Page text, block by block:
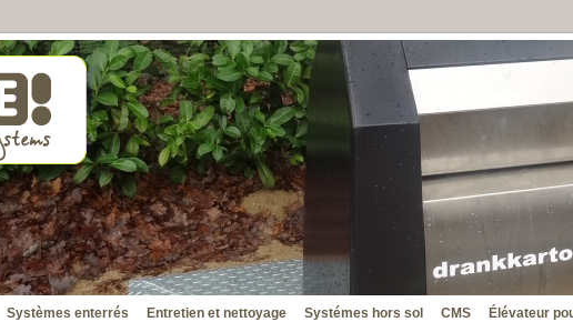
Systèmes enterrés Entretien et nettoyage Systémes hors sol CMS Élévateur